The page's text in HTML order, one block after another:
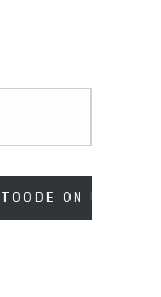
ON UUESTI